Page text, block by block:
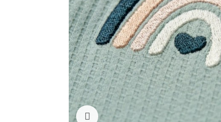
Clicca per ingrandire